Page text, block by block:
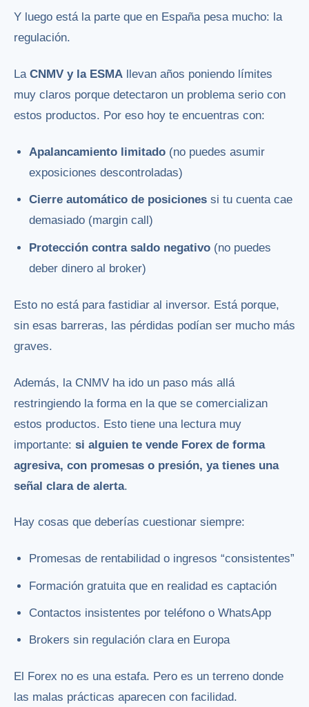
Y luego está la parte que en España pesa mucho: la
regulación.
La CNMV y la ESMA llevan años poniendo límites
muy claros porque detectaron un problema serio con
estos productos. Por eso hoy te encuentras con:
Apalancamiento limitado (no puedes asumir
exposiciones descontroladas)
Cierre automático de posiciones si tu cuenta cae
demasiado (margin call)
Protección contra saldo negativo (no puedes
deber dinero al broker)
Esto no está para fastidiar al inversor. Está porque,
sin esas barreras, las pérdidas podían ser mucho más
graves.
Además, la CNMV ha ido un paso más allá
restringiendo la forma en la que se comercializan
estos productos. Esto tiene una lectura muy
importante: si alguien te vende Forex de forma
agresiva, con promesas o presión, ya tienes una
señal clara de alerta.
Hay cosas que deberías cuestionar siempre:
Promesas de rentabilidad o ingresos “consistentes”
Formación gratuita que en realidad es captación
Contactos insistentes por teléfono o WhatsApp
Brokers sin regulación clara en Europa
El Forex no es una estafa. Pero es un terreno donde
las malas prácticas aparecen con facilidad.